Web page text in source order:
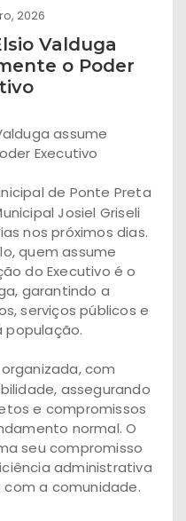
2026
Valduga
o Poder
assume
Executivo
de Ponte Preta
Josiel Griseli
nos próximos dias.
quem assume
do Executivo é o
garantindo a
serviços públicos e
com
assegurando
e compromissos
normal. O
seu compromisso
administrativa
a comunidade.